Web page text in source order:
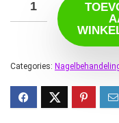
Categories: